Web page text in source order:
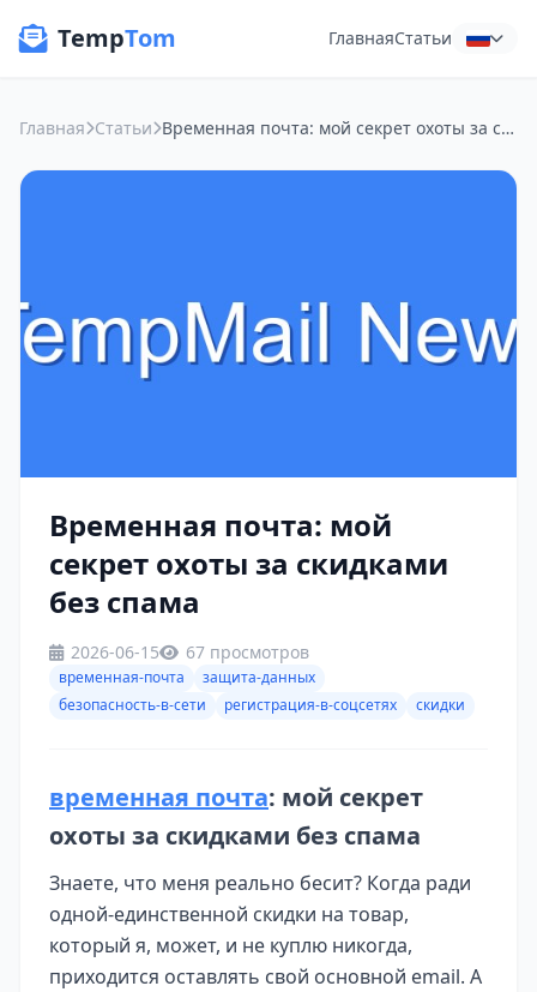
TempTom ГлавнаяСтатьи
Главная Статьи Временная почта: мой секрет охоты за скидками без спама
Временная почта: мой
секрет охоты за скидками
без спама
2026-06-15 67 просмотров
временная-почта
защита-данных
безопасность-в-сети
регистрация-в-соцсетях скидки
временная почта: мой секрет
охоты за скидками без спама
Знаете, что меня реально бесит? Когда ради
одной-единственной скидки на товар,
который я, может, и не куплю никогда,
приходится оставлять свой основной email. А